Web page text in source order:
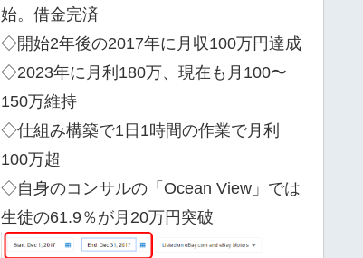
始。借金完済
◇開始2年後の2017年に月収100万円達成
◇2023年に月利180万、現在も月100〜
150万維持
◇仕組み構築で1日1時間の作業で月利
100万超
◇自身のコンサルの「Ocean View」では
生徒の61.9％が月20万円突破